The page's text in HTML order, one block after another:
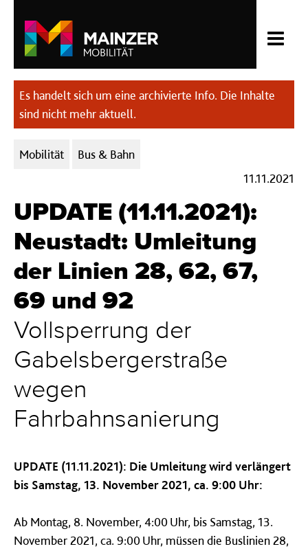
Es handelt sich um eine archivierte Info. Die Inhalte
sind nicht mehr aktuell.
Kategorien:
Mobilität
Bus & Bahn
11.11.2021
UPDATE (11.11.2021):
Neustadt: Umleitung
der Linien 28, 62, 67,
69 und 92
Vollsperrung der
Gabelsbergerstraße
wegen
Fahrbahnsanierung
UPDATE (11.11.2021): Die Umleitung wird verlängert
bis Samstag, 13. November 2021, ca. 9:00 Uhr:
Ab Montag, 8. November, 4:00 Uhr, bis Samstag, 13.
November 2021, ca. 9:00 Uhr, müssen die Buslinien 28,